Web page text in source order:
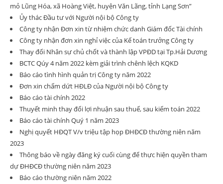
mỏ Lũng Hóa, xã Hoàng Việt, huyện Văn Lãng, tỉnh Lạng Sơn”
Ủy thác Đầu tư với Người nội bộ Công ty
Công ty nhận Đơn xin từ nhiệm chức danh Giám đốc Tài chính
Công ty nhận đơn xin nghỉ việc của Kế toán trưởng Công ty
Thay đổi Nhân sự chủ chốt và thành lập VPĐD tại Tp.Hải Dương
BCTC Qúy 4 năm 2022 kèm giải trình chênh lệch KQKD
Báo cáo tình hình quản trị Công ty năm 2022
Đơn xin chấm dứt HĐLĐ của Người nội bộ Công ty
Báo cáo tài chính 2022
Thuyết minh thay đổi lợi nhuận sau thuế, sau kiểm toán 2022
Báo cáo tài chính Quý 1 năm 2023
Nghị quyết HĐQT V/v triệu tập họp ĐHĐCĐ thường niên năm
2023
Thông báo về ngày đăng ký cuối cùng để thực hiện quyền tham
dự ĐHĐCĐ thường niên năm 2023
Báo cáo thường niên năm 2022